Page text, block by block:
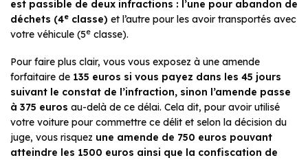
est passible de deux infractions : l’une pour abandon de
déchets (4e classe) et l’autre pour les avoir transportés avec
votre véhicule (5e classe).
Pour faire plus clair, vous vous exposez à une amende
forfaitaire de 135 euros si vous payez dans les 45 jours
suivant le constat de l’infraction, sinon l’amende passe
à 375 euros au-delà de ce délai. Cela dit, pour avoir utilisé
votre voiture pour commettre ce délit et selon la décision du
juge, vous risquez une amende de 750 euros pouvant
atteindre les 1500 euros ainsi que la confiscation de